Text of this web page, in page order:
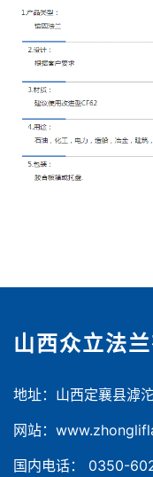
山西众立法
地址：山西定襄县滹
网站：
国内电话： 0350-